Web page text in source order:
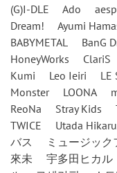
(G)I-DLE Ado
Dream!
Ayumi
BABYMETAL
BanG
HoneyWorks
ClariS
Kumi
Leo Ieiri LE
Monster
LOONA
ReoNa
Stray Kids
TWICE
Utada Hikaru
バス
ミュージック
來未
宇多田ヒカル